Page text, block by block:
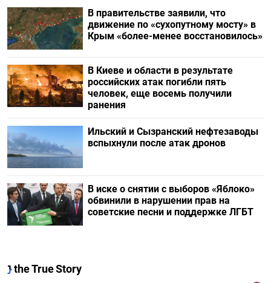
В правительстве заявили, что
движение по «сухопутному мосту» в
Крым «более-менее восстановилось»
В Киеве и области в результате
российских атак погибли пять
человек, еще восемь получили
ранения
Ильский и Сызранский нефтезаводы
вспыхнули после атак дронов
В иске о снятии с выборов «Яблоко»
обвинили в нарушении прав на
советские песни и поддержке ЛГБТ